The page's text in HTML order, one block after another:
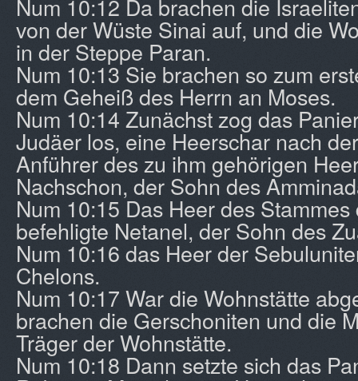
Num 10:12 Da brachen die
von der Wüste Sinai auf, und die
in der Steppe Paran.
Num 10:13 Sie brachen so zum
dem Geheiß des Herrn an Moses.
Num 10:14 Zunächst zog das
Judäer los, eine Heerschar nach
Anführer des zu ihm gehörigen
Nachschon, der Sohn des
Num 10:15 Das Heer des
befehligte Netanel, der Sohn des
Num 10:16 das Heer der
Chelons.
Num 10:17 War die Wohnstätte
brachen die Gerschoniten und die
Träger der Wohnstätte.
Num 10:18 Dann setzte sich das